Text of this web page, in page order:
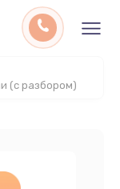
(с разбором)